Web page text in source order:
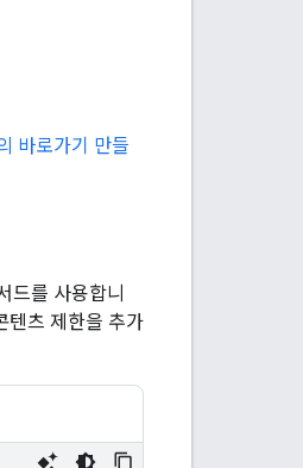
바로가기 만들
드를 사용합니
텐츠 제한을 추가